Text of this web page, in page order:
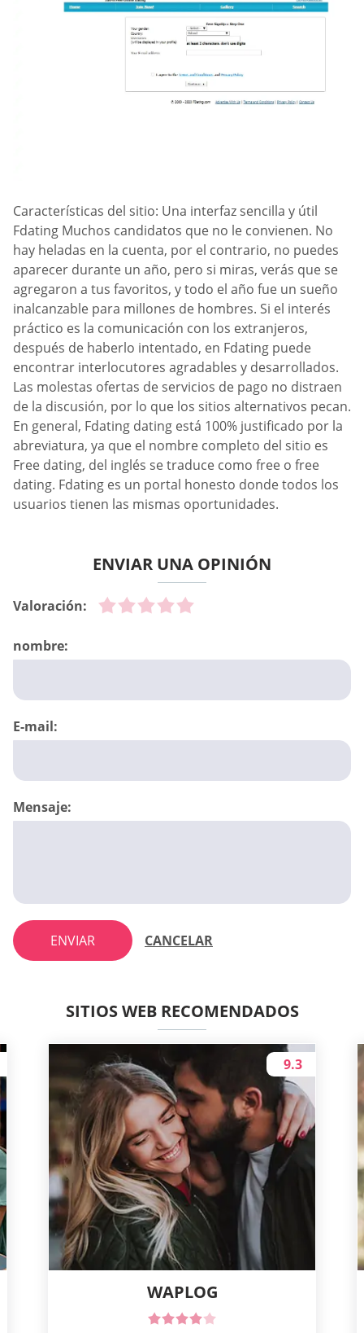
Características del sitio: Una interfaz sencilla y útil
Fdating Muchos candidatos que no le convienen. No
hay heladas en la cuenta, por el contrario, no puedes
aparecer durante un año, pero si miras, verás que se
agregaron a tus favoritos, y todo el año fue un sueño
inalcanzable para millones de hombres. Si el interés
práctico es la comunicación con los extranjeros,
después de haberlo intentado, en Fdating puede
encontrar interlocutores agradables y desarrollados.
Las molestas ofertas de servicios de pago no distraen
de la discusión, por lo que los sitios alternativos pecan.
En general, Fdating dating está 100% justificado por la
abreviatura, ya que el nombre completo del sitio es
Free dating, del inglés se traduce como free o free
dating. Fdating es un portal honesto donde todos los
usuarios tienen las mismas oportunidades.
ENVIAR UNA OPINIÓN
Valoración:
nombre:
E-mail:
Mensaje:
ENVIAR CANCELAR
SITIOS WEB RECOMENDADOS
WAPLOG
9.3